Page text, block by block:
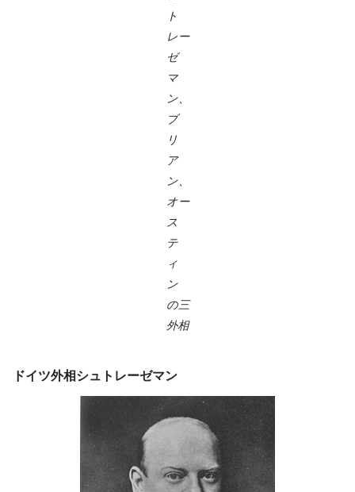
ト
レー
ゼ
マ
ン、
ブ
リ
ア
ン、
オー
ス
テ
ィ
ン
の三
外相
ドイツ外相シュトレーゼマン